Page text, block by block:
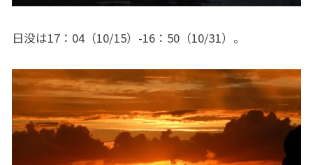
日没は17：04（10/15）-16：50（10/31）。